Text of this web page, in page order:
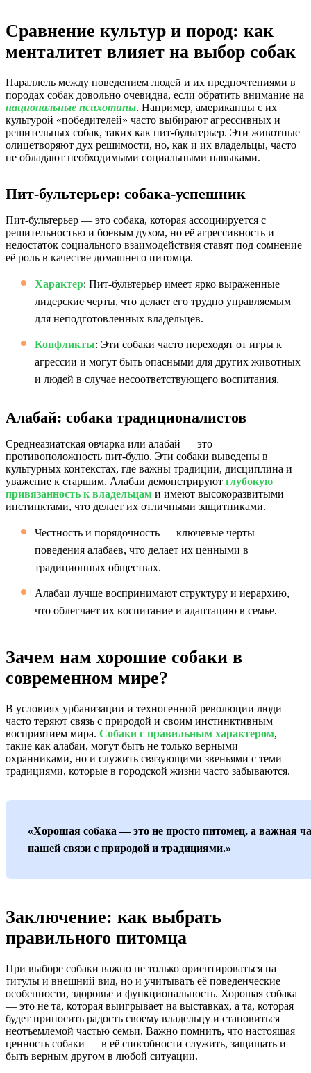
Сравнение культур и пород: как
менталитет влияет на выбор собак
Параллель между поведением людей и их предпочтениями в
породах собак довольно очевидна, если обратить внимание на
национальные психотипы. Например, американцы с их
культурой «победителей» часто выбирают агрессивных и
решительных собак, таких как пит-бультерьер. Эти животные
олицетворяют дух решимости, но, как и их владельцы, часто
не обладают необходимыми социальными навыками.
Пит-бультерьер: собака-успешник
Пит-бультерьер — это собака, которая ассоциируется с
решительностью и боевым духом, но её агрессивность и
недостаток социального взаимодействия ставят под сомнение
её роль в качестве домашнего питомца.
Характер: Пит-бультерьер имеет ярко выраженные
лидерские черты, что делает его трудно управляемым
для неподготовленных владельцев.
Конфликты: Эти собаки часто переходят от игры к
агрессии и могут быть опасными для других животных
и людей в случае несоответствующего воспитания.
Алабай: собака традиционалистов
Среднеазиатская овчарка или алабай — это
противоположность пит-булю. Эти собаки выведены в
культурных контекстах, где важны традиции, дисциплина и
уважение к старшим. Алабаи демонстрируют глубокую
привязанность к владельцам и имеют высокоразвитыми
инстинктами, что делает их отличными защитниками.
Честность и порядочность — ключевые черты
поведения алабаев, что делает их ценными в
традиционных обществах.
Алабаи лучше воспринимают структуру и иерархию,
что облегчает их воспитание и адаптацию в семье.
Зачем нам хорошие собаки в
современном мире?
В условиях урбанизации и техногенной революции люди
часто теряют связь с природой и своим инстинктивным
восприятием мира. Собаки с правильным характером,
такие как алабаи, могут быть не только верными
охранниками, но и служить связующими звеньями с теми
традициями, которые в городской жизни часто забываются.
«Хорошая собака — это не просто питомец, а важная
нашей связи с природой и традициями.»
Заключение: как выбрать
правильного питомца
При выборе собаки важно не только ориентироваться на
титулы и внешний вид, но и учитывать её поведенческие
особенности, здоровье и функциональность. Хорошая собака
— это не та, которая выигрывает на выставках, а та, которая
будет приносить радость своему владельцу и становиться
неотъемлемой частью семьи. Важно помнить, что настоящая
ценность собаки — в её способности служить, защищать и
быть верным другом в любой ситуации.